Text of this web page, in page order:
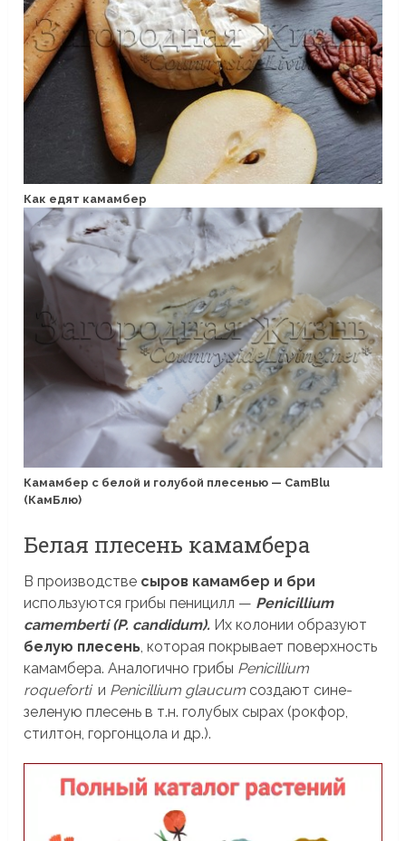
Как едят камамбер
Камамбер с белой и голубой плесенью — CamBlu
(КамБлю)
Белая плесень камамбера
В производстве сыров камамбер и бри
используются грибы пеницилл — Penicillium
camemberti (P. candidum). Их колонии образуют
белую плесень , которая покрывает поверхность
камамбера. Аналогично грибы Penicillium
roquefortiи Penicillium glaucum создают сине-
зеленую плесень в т.н. голубых сырах (рокфор,
стилтон, горгонцола и др.).